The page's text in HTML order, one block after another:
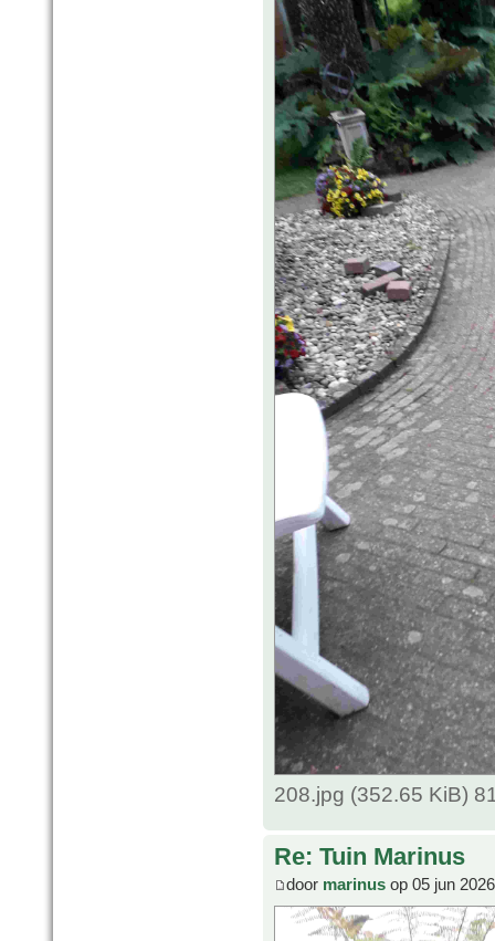
208.jpg (352.65 KiB)
Re: Tuin Marinus
door marinus op 05 jun